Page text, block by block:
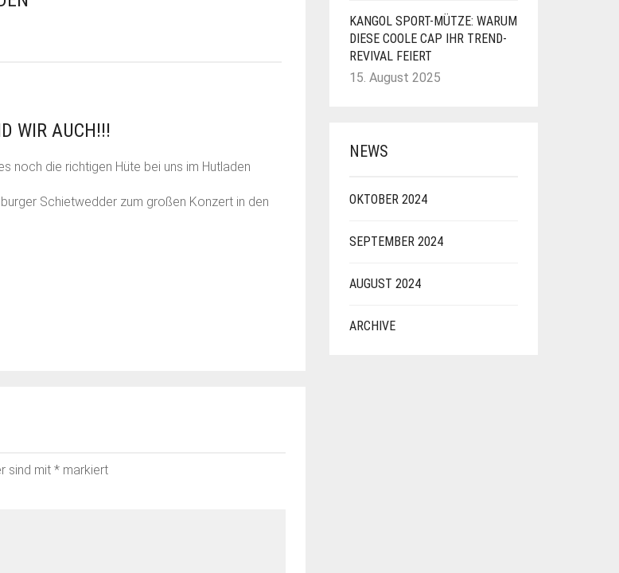
WIR AUCH!!!
noch die richtigen Hüte bei uns im Hutladen
Schietwedder zum großen Konzert in den
sind mit * markiert
KANGOL SPORT-MÜTZE: WARUM
DIESE COOLE CAP IHR TREND-
REVIVAL FEIERT
15. August 2025
NEWS
OKTOBER 2024
SEPTEMBER 2024
AUGUST 2024
ARCHIVE